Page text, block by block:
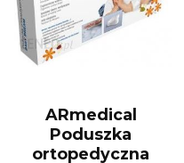
ARmedical
Poduszka
ortopedyczna